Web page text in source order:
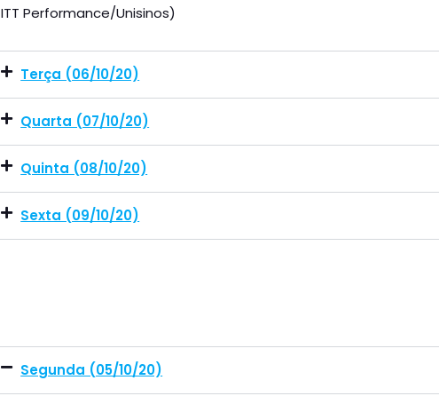
ITT Performance/Unisinos)
Terça (06/10/20)
Quarta (07/10/20)
Quinta (08/10/20)
Sexta (09/10/20)
Segunda (05/10/20)